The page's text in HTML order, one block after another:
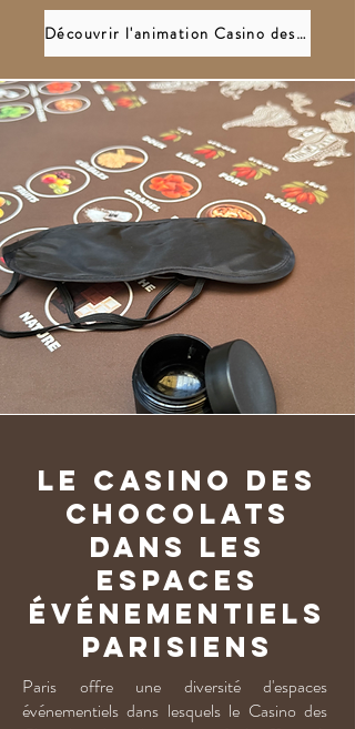
Découvrir l'animation Casino des Chocolats
Le Casino des
Chocolats
dans les
espaces
événementiels
parisiens
Paris offre une diversité d'espaces
événementiels dans lesquels le Casino des